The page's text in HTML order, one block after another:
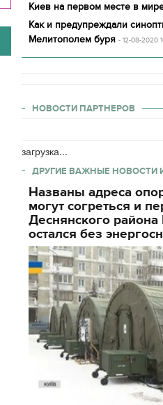
Киев на первом месте в
Как и предупреждали
Мелитополем буря - 12-08-2020
НОВОСТИ ПАРТНЕРОВ
загрузка...
ДРУГИЕ ВАЖНЫЕ НОВОСТИ
Названы адреса
могут согреться и
Деснянского
остался без